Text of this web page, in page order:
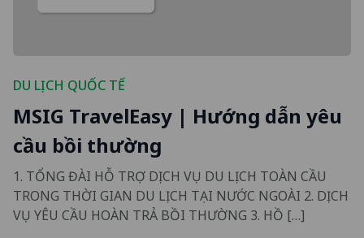
DU LỊCH QUỐC TẾ
MSIG TravelEasy | Hướng dẫn yêu
cầu bồi thường
1. TỔNG ĐÀI HỖ TRỢ DỊCH VỤ DU LỊCH TOÀN CẦU
TRONG THỜI GIAN DU LỊCH TẠI NƯỚC NGOÀI 2. DỊCH
VỤ YÊU CẦU HOÀN TRẢ BỒI THƯỜNG 3. HỒ […]